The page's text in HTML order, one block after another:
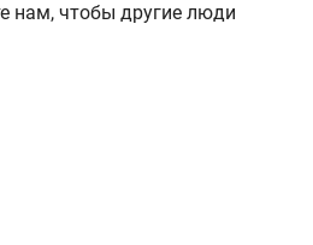
нам, чтобы другие люди